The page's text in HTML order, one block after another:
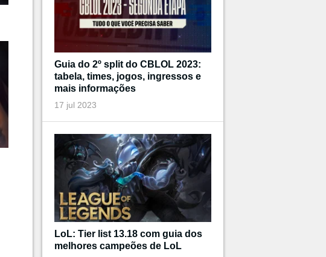
Guia do 2º split do CBLOL 2023:
tabela, times, jogos, ingressos e
mais informações
17 jul 2023
LoL: Tier list 13.18 com guia dos
melhores campeões de LoL